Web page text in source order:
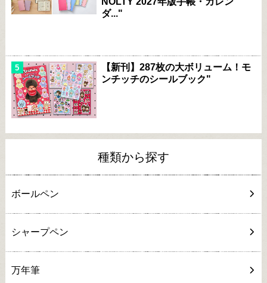
ダ..."
【新刊】287枚の大ボリューム！モ
ンチッチのシールブック"
種類から探す
ボールペン
シャープペン
万年筆